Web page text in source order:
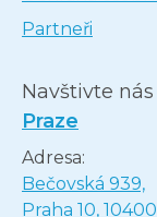
Partneři
Navštivte
Praze
Adresa:
Bečovská 939,
Praha 10, 10400